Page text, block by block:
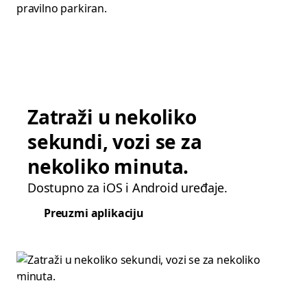
pravilno parkiran.
Zatraži u nekoliko
sekundi, vozi se za
nekoliko minuta.
Dostupno za iOS i Android uređaje.
Preuzmi aplikaciju